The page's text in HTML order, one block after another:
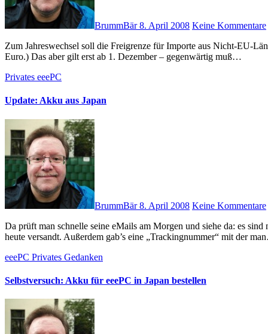
BrummBär8. April 2008 Keine Kommentare
Zum Jahreswechsel soll die Freigrenze für Importe aus Nicht-EU-Ländern auf 150,- Euro erhöht werden. (Gegenwärtig liegt diese bei 22,-
Euro.) Das aber gilt erst ab 1. Dezember – gegenwärtig muß…
Privates eeePC
Update: Akku aus Japan
BrummBär8. April 2008 Keine Kommentare
Da prüft man schnelle seine eMails am Morgen und siehe da: es sind neue Nachrichten von Conics.Net eingetroffen! Mein Akku wurde
heute versandt. Außerdem gab’s eine „Trackingnummer“ mit der
eeePC Privates Gedanken
Selbstversuch: Akku für eeePC in Japan bestellen